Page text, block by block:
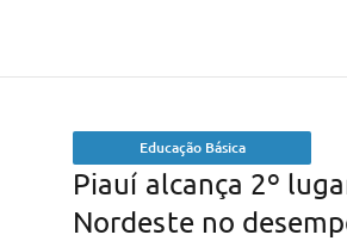
Educação Básica
Piauí alcança 2º
Nordeste no